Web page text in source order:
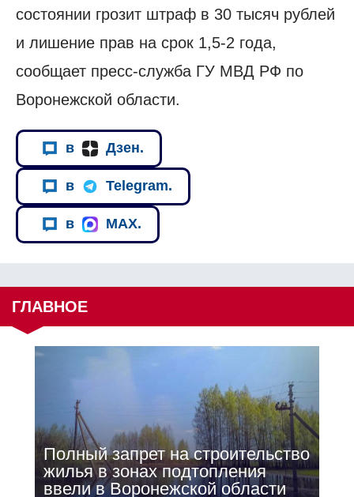
состоянии грозит штраф в 30 тысяч рублей
и лишение прав на срок 1,5-2 года,
сообщает пресс-служба ГУ МВД РФ по
Воронежской области.
в Дзен.
в Telegram.
в MAX.
ГЛАВНОЕ
Полный запрет на строительство
жилья в зонах подтопления
ввели в Воронежской области